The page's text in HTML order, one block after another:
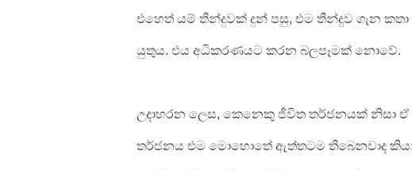
එහෙත් යම් තීන්දුවක් දුන් පසු, එම තීන්දුව ගැන
යුතුය. එය අධිකරණයට කරන බලපෑමක් නොවේ.
උදාහරන ලෙස, කෙනෙකු ජීවිත තර්ජනයක් නිසා
තර්ජනය එම මොහොතේ ඇත්තටම තිබෙනවාද